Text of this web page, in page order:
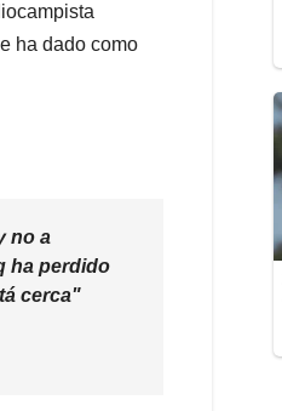
ha dado como
no a
ha perdido
cerca"